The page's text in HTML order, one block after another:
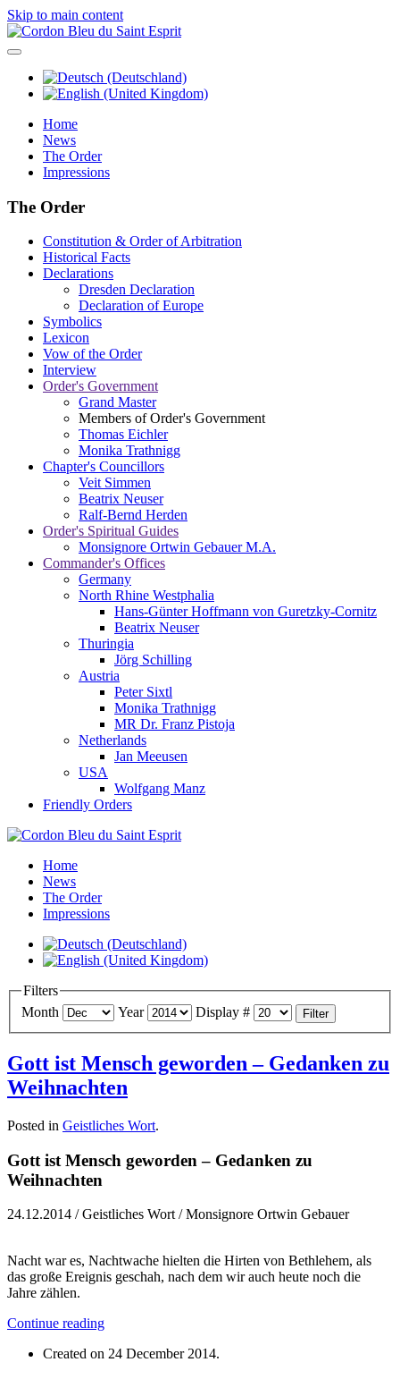
Skip to main content
Home
News
The Order
Impressions
The Order
Constitution & Order of Arbitration
Historical Facts
Declarations
Dresden Declaration
Declaration of Europe
Symbolics
Lexicon
Vow of the Order
Interview
Order's Government
Grand Master
Members of Order's Government
Thomas Eichler
Monika Trathnigg
Chapter's Councillors
Veit Simmen
Beatrix Neuser
Ralf-Bernd Herden
Order's Spiritual Guides
Monsignore Ortwin Gebauer M.A.
Commander's Offices
Germany
North Rhine Westphalia
Hans-Günter Hoffmann von Guretzky-Cornitz
Beatrix Neuser
Thuringia
Jörg Schilling
Austria
Peter Sixtl
Monika Trathnigg
MR Dr. Franz Pistoja
Netherlands
Jan Meeusen
USA
Wolfgang Manz
Friendly Orders
Home
News
The Order
Impressions
Filters
Month
Year Display # Filter
Gott ist Mensch geworden – Gedanken zu
Weihnachten
Posted in Geistliches Wort.
Gott ist Mensch geworden – Gedanken zu
Weihnachten
24.12.2014 / Geistliches Wort / Monsignore Ortwin Gebauer
Nacht war es, Nachtwache hielten die Hirten von Bethlehem, als
das große Ereignis geschah, nach dem wir auch heute noch die
Jahre zählen.
Continue reading
Created on 24 December 2014.